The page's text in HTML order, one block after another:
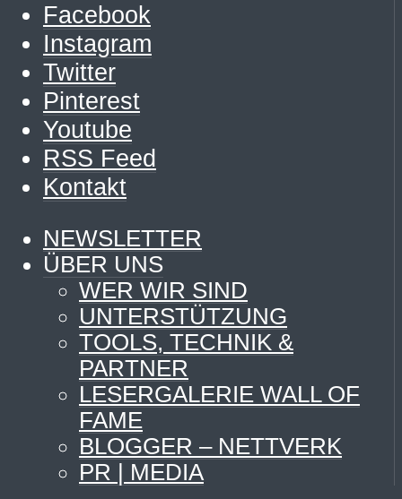
Facebook
Instagram
Twitter
Pinterest
Youtube
RSS Feed
Kontakt
NEWSLETTER
ÜBER UNS
WER WIR SIND
UNTERSTÜTZUNG
TOOLS, TECHNIK &
PARTNER
LESERGALERIE WALL OF
FAME
BLOGGER – NETTVERK
PR | MEDIA